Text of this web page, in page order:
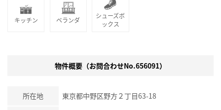
キッチン ベランダ
シューズボ
ックス
物件概要（お問合わせNo.656091）
所在地 東京都中野区野方２丁目63-18